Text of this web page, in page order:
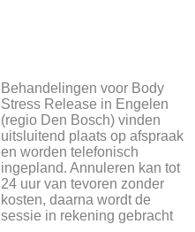
Behandelingen voor Body
Stress Release in Engelen
(regio Den Bosch) vinden
uitsluitend plaats op afspraak
en worden telefonisch
ingepland. Annuleren kan tot
24 uur van tevoren zonder
kosten, daarna wordt de
sessie in rekening gebracht